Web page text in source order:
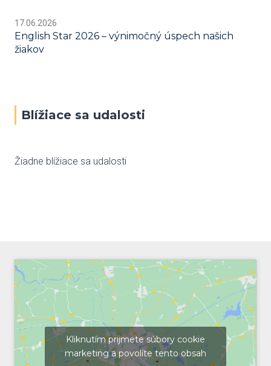
17.06.2026
English Star 2026 – výnimočný úspech našich
žiakov
Blížiace sa udalosti
Žiadne blížiace sa udalosti
Kliknutím prijmete súbory cookie
marketing a povolíte tento obsah